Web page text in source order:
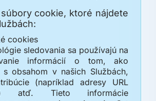
cookie, ktoré nájdete
cookies
sledovania sa používajú na
informácií o tom, ako
s obsahom v našich Službách,
(napríklad adresy URL
atď. Tieto informácie